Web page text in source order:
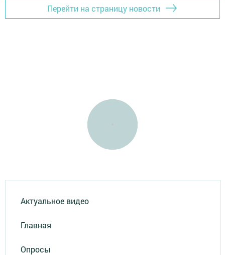
Перейти на страницу новости
Актуальное видео
Главная
Опросы